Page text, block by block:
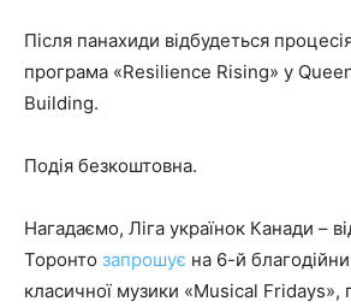
Після панахиди відбудеться
програма «Resilience Rising» у
Building.
Подія безкоштовна.
Нагадаємо, Ліга українок Канади –
Торонто запрошує на 6-й
класичної музики «Musical